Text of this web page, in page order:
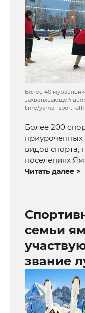
Более 40
захватывающей
t.me/
Более 200
видов спорта,
поселениях
Читать далее >
семьи
звание